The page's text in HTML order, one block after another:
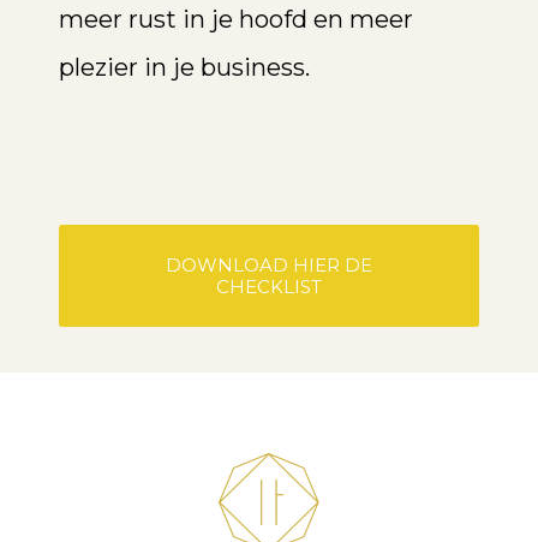
meer rust in je hoofd en meer
plezier in je business.
DOWNLOAD HIER DE
CHECKLIST